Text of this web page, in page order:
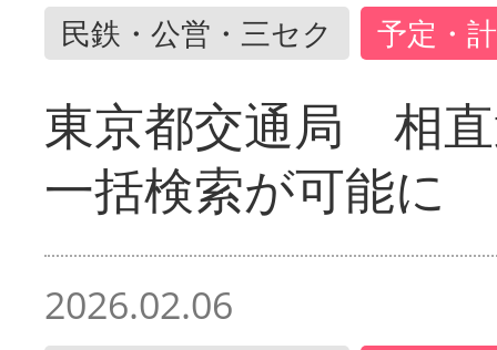
民鉄・公営・三セク 予定・
東京都交通局 相
一括検索が可能に
2026.02.06